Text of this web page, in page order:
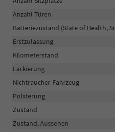
Anzahl Türen
Batteriezustand (State of Health,
Erstzulassung
Kilometerstand
Lackierung
Nichtraucher-Fahrzeug
Polsterung
Zustand
Zustand, Aussehen